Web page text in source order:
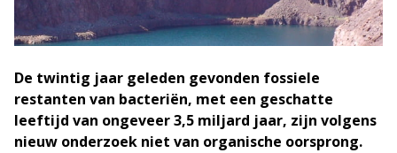
De twintig jaar geleden gevonden fossiele
restanten van bacteriën, met een geschatte
leeftijd van ongeveer 3,5 miljard jaar, zijn volgens
nieuw onderzoek niet van organische oorsprong.